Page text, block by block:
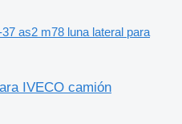
as2 m78 luna lateral para
IVECO camión